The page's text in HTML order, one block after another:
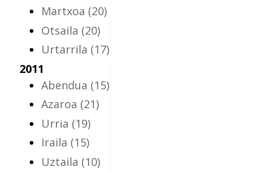
Martxoa (20)
Otsaila (20)
Urtarrila (17)
2011
Abendua (15)
Azaroa (21)
Urria (19)
Iraila (15)
Uztaila (10)